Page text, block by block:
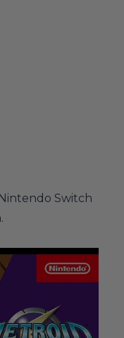
Switch